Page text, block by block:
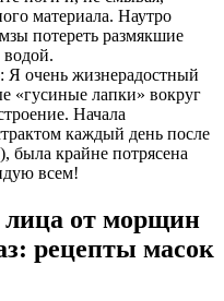
материала. Наутро
потереть размякшие
водой.
очень жизнерадостный
«гусиные лапки» вокруг
Начала
каждый день после
была крайне потрясена
всем!
лица от морщин
рецепты масок